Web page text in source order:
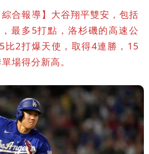
肥大叔」驚傳猝逝！最後身
覺不對
綜合報導】大谷翔平雙安，包括
最多5打點，洛杉磯的高速公
比2打爆天使，取得4連勝，15
場得分新高。